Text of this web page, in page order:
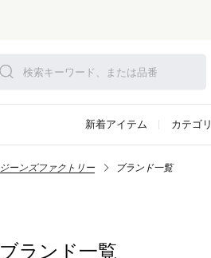
新着アイテム カテゴリ
ジーンズファクトリー ブランド一覧
ブランド一覧